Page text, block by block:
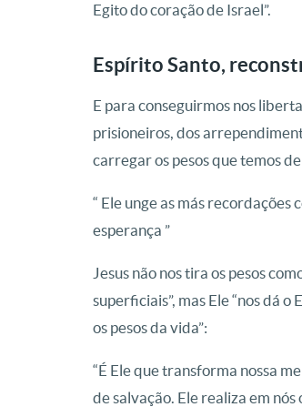
Egito do coração de Israel”.
Espírito Santo,
E para conseguirmos nos
prisioneiros, dos
carregar os pesos que temos
“ Ele unge as más
esperança ”
Jesus não nos tira os pesos
superficiais”, mas Ele “nos dá
os pesos da vida”:
“É Ele que transforma nossa
de salvação. Ele realiza em nós